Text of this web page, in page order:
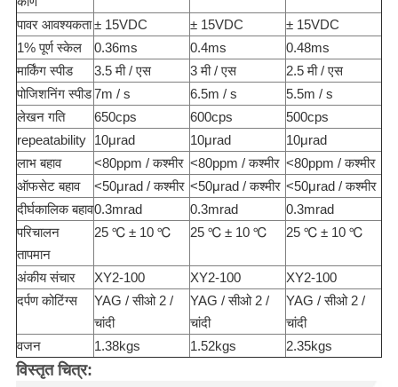
पावर आवश्यकता± 15VDC ± 15VDC
± 15VDC
1% पूर्ण स्केल
0.36ms 0.4ms
0.48ms
मार्किंग स्पीड
3.5 मी / एस 3 मी / एस
2.5 मी / एस
पोजिशनिंग स्पीड7m / s 6.5m / s
5.5m / s
लेखन गति
650cps 600cps
500cps
repeatability 10μrad 10μrad
10μrad
लाभ बहाव
<80ppm / कश्मीर <80ppm / कश्मीर <80ppm / कश्मीर
ऑफसेट बहाव
<50μrad / कश्मीर <50μrad / कश्मीर <50μrad / कश्मीर
दीर्घकालिक बहाव0.3mrad 0.3mrad
0.3mrad
परिचालन
तापमान
25 ℃ ± 10 ℃ 25 ℃ ± 10 ℃ 25 ℃ ± 10 ℃
अंकीय संचार XY2-100 XY2-100
XY2-100
दर्पण कोटिंग्स
YAG / सीओ 2 /
चांदी
YAG / सीओ 2 /
चांदी
YAG / सीओ 2 /
चांदी
वजन
1.38kgs 1.52kgs 2.35kgs
विस्तृत चित्र: